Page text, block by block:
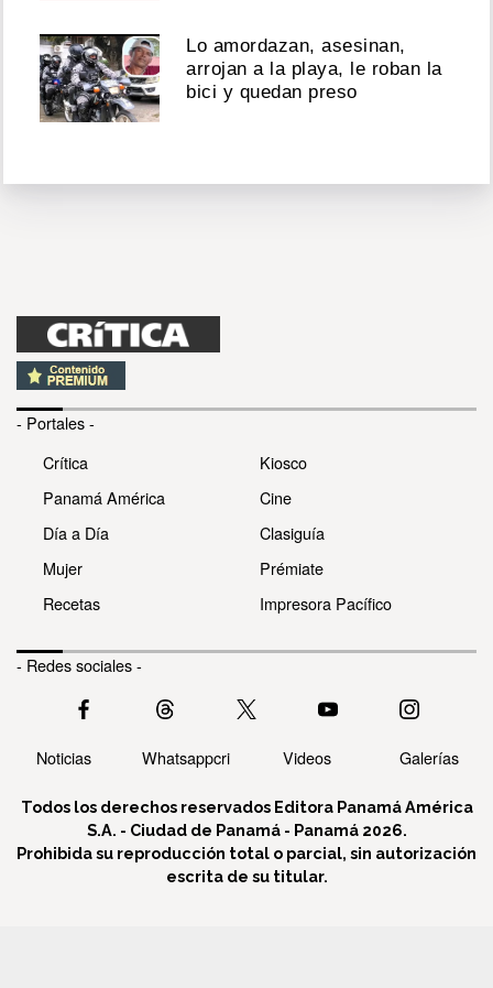
Lo amordazan, asesinan,
arrojan a la playa, le roban la
bici y quedan preso
- Portales -
Crítica
Panamá América
Día a Día
Mujer
Recetas
Kiosco
Cine
Clasiguía
Prémiate
Impresora Pacífico
- Redes sociales -
Noticias Whatsappcri Videos Galerías
Todos los derechos reservados Editora Panamá América
S.A. - Ciudad de Panamá - Panamá 2026.
Prohibida su reproducción total o parcial, sin autorización
escrita de su titular.